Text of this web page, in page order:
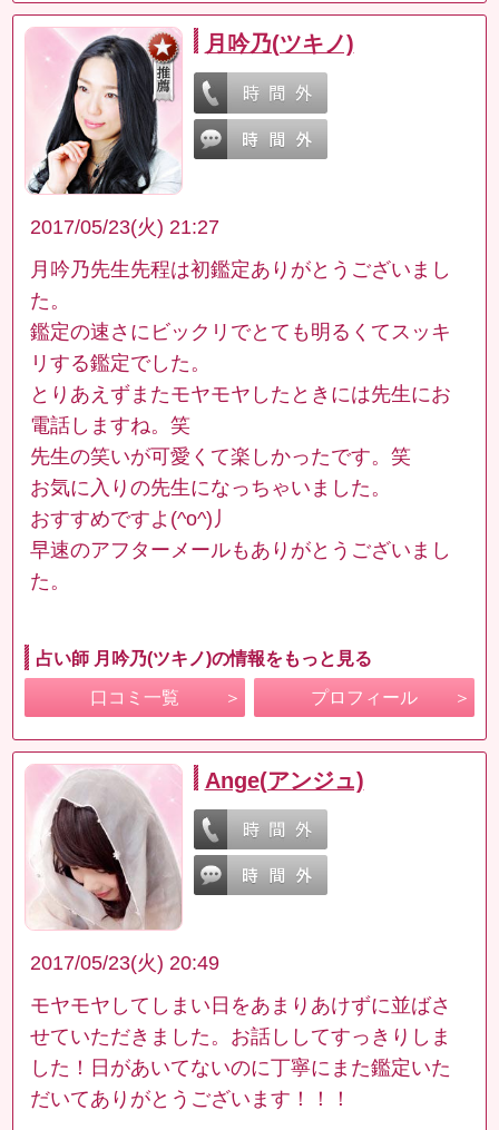
月吟乃(ツキノ)
2017/05/23(火) 21:27
月吟乃先生先程は初鑑定ありがとうございまし
た。
鑑定の速さにビックリでとても明るくてスッキ
リする鑑定でした。
とりあえずまたモヤモヤしたときには先生にお
電話しますね。笑
先生の笑いが可愛くて楽しかったです。笑
お気に入りの先生になっちゃいました。
おすすめですよ(^o^)丿
早速のアフターメールもありがとうございまし
た。
占い師 月吟乃(ツキノ)の情報をもっと見る
口コミ一覧 プロフィール
Ange(アンジュ)
2017/05/23(火) 20:49
モヤモヤしてしまい日をあまりあけずに並ばさ
せていただきました。お話ししてすっきりしま
した！日があいてないのに丁寧にまた鑑定いた
だいてありがとうございます！！！